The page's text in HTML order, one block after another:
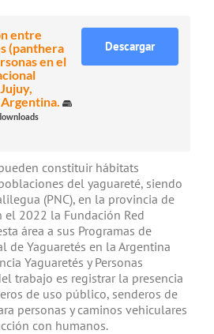
entre
(panthera
en el
Descargar
constituir hábitats
del yaguareté, siendo
(PNC), en la provincia de
el 2022 la Fundación Red
área a sus Programas de
de Yaguaretés en la Argentina
Yaguaretés y Personas
trabajo es registrar la presencia
de uso público, senderos de
personas y caminos vehiculares
con humanos.